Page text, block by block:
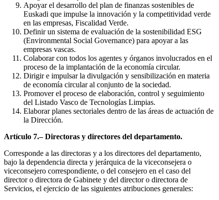
Apoyar el desarrollo del plan de finanzas sostenibles de
Euskadi que impulse la innovación y la competitividad verde
en las empresas, Fiscalidad Verde.
Definir un sistema de evaluación de la sostenibilidad ESG
(Environmental Social Governance) para apoyar a las
empresas vascas.
Colaborar con todos los agentes y órganos involucrados en el
proceso de la implantación de la economía circular.
Dirigir e impulsar la divulgación y sensibilización en materia
de economía circular al conjunto de la sociedad.
Promover el proceso de elaboración, control y seguimiento
del Listado Vasco de Tecnologías Limpias.
Elaborar planes sectoriales dentro de las áreas de actuación de
la Dirección.
Artículo 7.– Directoras y directores del departamento.
Corresponde a las directoras y a los directores del departamento,
bajo la dependencia directa y jerárquica de la viceconsejera o
viceconsejero correspondiente, o del consejero en el caso del
director o directora de Gabinete y del director o directora de
Servicios, el ejercicio de las siguientes atribuciones generales: